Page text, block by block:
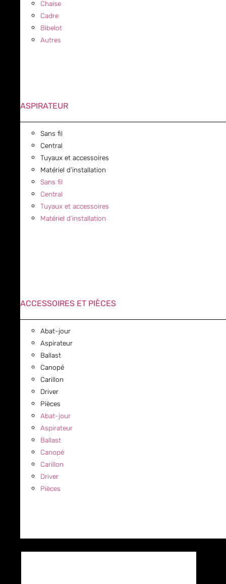
Chaise
Cadre
Bibelot
Autres
ASPIRATEUR
Sans fil
Central
Tuyaux et accessoires
Matériel d’installation
Sans fil
Central
Tuyaux et accessoires
Matériel d’installation
ACCESSOIRES ET PIÈCES
Abat-jour
Aspirateur
Ballast
Canopé
Carillon
Driver
Pièces
Abat-jour
Aspirateur
Ballast
Canopé
Carillon
Driver
Pièces